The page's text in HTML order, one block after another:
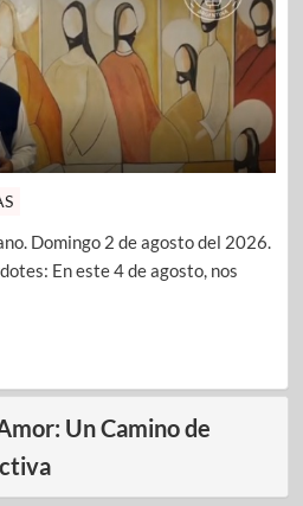
Domingo 2 de agosto del 2026.
En este 4 de agosto, nos
Un Camino de